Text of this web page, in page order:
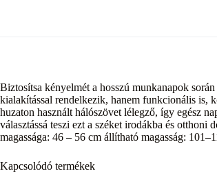
Biztosítsa kényelmét a hosszú munkanapok
kialakítással rendelkezik, hanem funkcionális is,
huzaton használt hálószövet lélegző, így egész
választássá teszi ezt a széket irodákba és otthoni
magassága: 46 – 56 cm állítható magasság:
Kapcsolódó termékek